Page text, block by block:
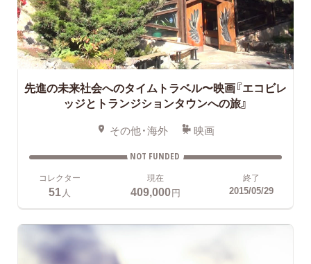
先進の未来社会へのタイムトラベル〜映画『エコビレ
ッジとトランジションタウンへの旅』
その他・海外 映画
NOT FUNDED
コレクター
51 人
現在
409,000円
終了
2015/05/29